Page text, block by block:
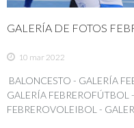
GALERÍA DE FOTOS
10 mar 2022
BALONCESTO - GALERÍA
GALERÍA FEBREROFÚTBOL
FEBREROVOLEIBOL -